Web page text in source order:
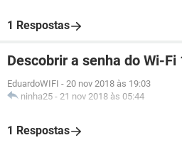
1 Respostas
Descobrir a senha do Wi-
EduardoWIFI - 20 nov 2018 às 19:03
ninha25 - 21 nov 2018 às 05:44
1 Respostas